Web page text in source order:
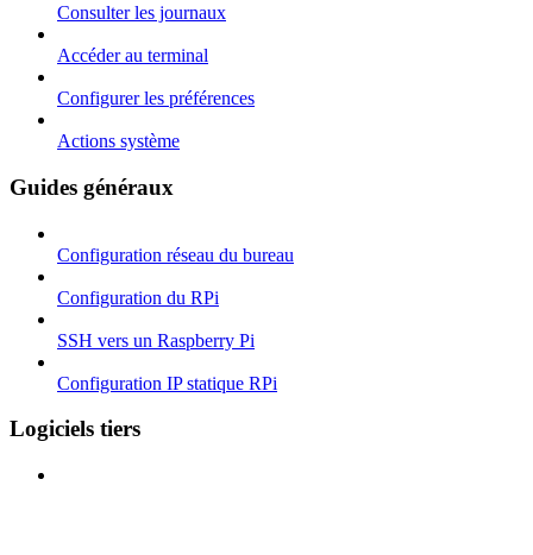
Consulter les journaux
Accéder au terminal
Configurer les préférences
Actions système
Guides généraux
Configuration réseau du bureau
Configuration du RPi
SSH vers un Raspberry Pi
Configuration IP statique RPi
Logiciels tiers